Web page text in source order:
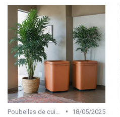
Poubelles de cuisine •
18/05/2025